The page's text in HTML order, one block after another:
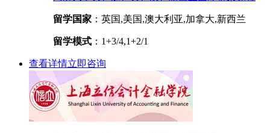
留学国家 ：英国,美国,澳大利亚,加拿大,新西兰
留学模式 ：1+3/4,1+2/1
查看详情立即咨询